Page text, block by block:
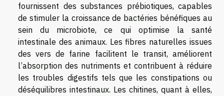
fournissent des substances prébiotiques, capables
de stimuler la croissance de bactéries bénéfiques au
sein du microbiote, ce qui optimise la santé
intestinale des animaux. Les fibres naturelles issues
des vers de farine facilitent le transit, améliorent
l’absorption des nutriments et contribuent à réduire
les troubles digestifs tels que les constipations ou
déséquilibres intestinaux. Les chitines, quant à elles,